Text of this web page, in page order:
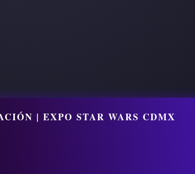
| EXPO STAR WARS CDMX